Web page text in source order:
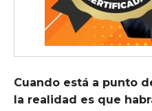
Cuando está a punto
la realidad es que